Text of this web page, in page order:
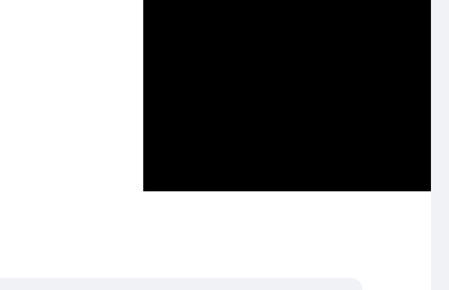
ော်။
ကြိုလိမ်းပြီးနှပ်ထားပါ။ ဆိုင်မှာ ရေနွေးငွေ့နဲ့